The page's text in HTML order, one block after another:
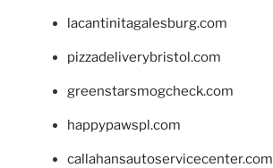
lacantinitagalesburg.com
pizzadeliverybristol.com
greenstarsmogcheck.com
happypawspl.com
callahansautoservicecenter.com